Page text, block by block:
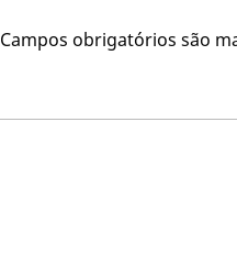
Campos obrigatórios são